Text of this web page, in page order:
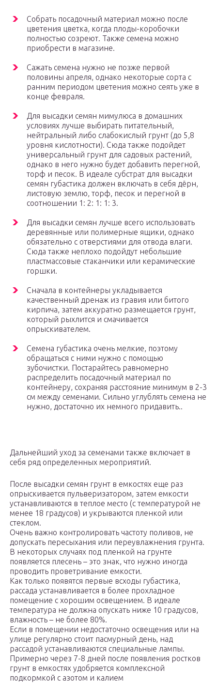
Собрать посадочный материал можно после
цветения цветка, когда плоды-коробочки
полностью созреют. Также семена можно
приобрести в магазине.
Сажать семена нужно не позже первой
половины апреля, однако некоторые сорта с
ранним периодом цветения можно сеять уже в
конце февраля.
Для высадки семян мимулюса в домашних
условиях лучше выбирать питательный,
нейтральный либо слабокислый грунт (до 5,8
уровня кислотности). Сюда также подойдет
универсальный грунт для садовых растений,
однако в него нужно будет добавить перегной,
торф и песок. В идеале субстрат для высадки
семян губастика должен включать в себя дёрн,
листовую землю, торф, песок и перегной в
соотношении 1: 2: 1: 1: 3.
Для высадки семян лучше всего использовать
деревянные или полимерные ящики, однако
обязательно с отверстиями для отвода влаги.
Сюда также неплохо подойдут небольшие
пластмассовые стаканчики или керамические
горшки.
Сначала в контейнеры укладывается
качественный дренаж из гравия или битого
кирпича, затем аккуратно размещается грунт,
который рыхлится и смачивается
опрыскивателем.
Семена губастика очень мелкие, поэтому
обращаться с ними нужно с помощью
зубочистки. Постарайтесь равномерно
распределить посадочный материал по
контейнеру, сохраняя расстояние минимум в 2-3
см между семенами. Сильно углублять семена не
нужно, достаточно их немного придавить..
Дальнейший уход за семенами также включает в
себя ряд определенных мероприятий.
После высадки семян грунт в емкостях еще раз
опрыскивается пульверизатором, затем емкости
устанавливаются в теплое место (с температурой не
менее 18 градусов) и укрываются пленкой или
стеклом.
Очень важно контролировать частоту поливов, не
допускать пересыхания или переувлажнения грунта.
В некоторых случаях под пленкой на грунте
появляется плесень – это знак, что нужно иногда
проводить проветривание емкости.
Как только появятся первые всходы губастика,
рассада устанавливается в более прохладное
помещение с хорошим освещением. В идеале
температура не должна опускать ниже 10 градусов,
влажность – не более 80%.
Если в помещении недостаточно освещения или на
улице регулярно стоит пасмурный день, над
рассадой устанавливаются специальные лампы.
Примерно через 7-8 дней после появления ростков
грунт в емкостях удобряется комплексной
подкормкой с азотом и калием